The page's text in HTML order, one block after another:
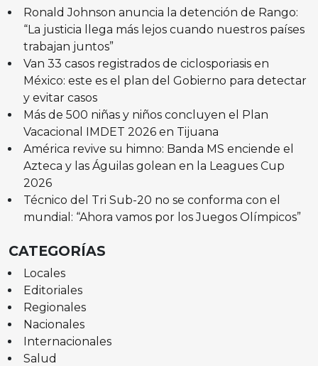
Ronald Johnson anuncia la detención de Rango:
“La justicia llega más lejos cuando nuestros países
trabajan juntos”
Van 33 casos registrados de ciclosporiasis en
México: este es el plan del Gobierno para detectar
y evitar casos
Más de 500 niñas y niños concluyen el Plan
Vacacional IMDET 2026 en Tijuana
América revive su himno: Banda MS enciende el
Azteca y las Águilas golean en la Leagues Cup
2026
Técnico del Tri Sub-20 no se conforma con el
mundial: “Ahora vamos por los Juegos Olímpicos”
CATEGORÍAS
Locales
Editoriales
Regionales
Nacionales
Internacionales
Salud